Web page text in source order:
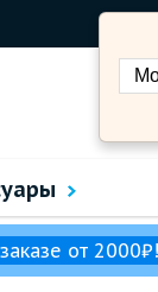
от 2000₽!